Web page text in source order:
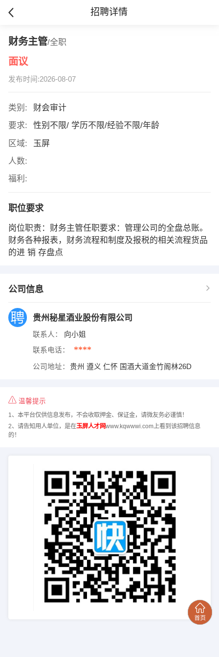
招聘详情
财务主管/全职
面议
发布时间:2026-08-07
类别:
财会审计
要求:
性别不限/ 学历不限/经验不限/年龄
区域:
玉屏
人数:
福利:
职位要求
岗位职责：财务主管任职要求：管理公司的全盘总账。
财务各种报表，财务流程和制度及报税的相关流程货品
的进 销 存盘点
公司信息
贵州秘星酒业股份有限公司
联系人： 向小姐
联系电话： ****
公司地址： 贵州 遵义 仁怀 国酒大道金竹阁林26D
温馨提示
1、本平台仅供信息发布，不会收取押金、保证金，请微友务必谨慎！
2、请告知用人单位，是在玉屏人才网www.kqwwwi.com上看到该招聘信息
的！